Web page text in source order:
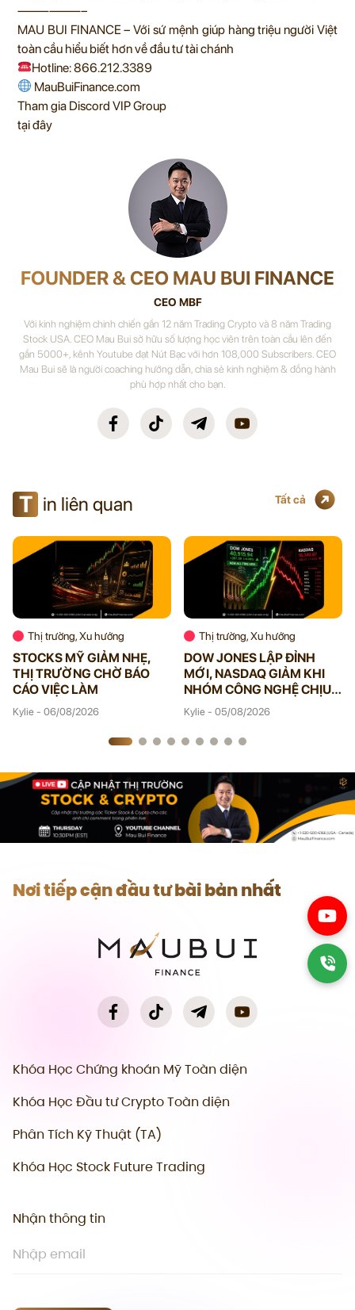
——————–
MAU BUI FINANCE – Với sứ mệnh giúp hàng triệu người Việt
toàn cầu hiểu biết hơn về đầu tư tài chánh
Hotline: 866.212.3389
MauBuiFinance.com
Tham gia Discord VIP Group
tại đây
FOUNDER & CEO MAU BUI FINANCE
CEO MBF
Với kinh nghiệm chinh chiến gần 12 năm Trading Crypto và 8 năm Trading
Stock USA. CEO Mau Bui sở hữu số lượng học viên trên toàn cầu lên đến
gần 5000+, kênh Youtube đạt Nút Bạc với hơn 108,000 Subscribers. CEO
Mau Bui sẽ là người coaching hướng dẫn, chia sẻ kinh nghiệm & đồng hành
phù hợp nhất cho bạn.
T in liên quan Tất cả
Thị trường, Xu hướng
STOCKS MỸ GIẢM NHẸ,
THỊ TRƯỜNG CHỜ BÁO
CÁO VIỆC LÀM
Kylie - 06/08/2026
Thị trường, Xu hướng
DOW JONES LẬP ĐỈNH
MỚI, NASDAQ GIẢM KHI
NHÓM CÔNG NGHỆ CHỊU
ÁP LỰC
Kylie - 05/08/2026
Nơi tiếp cận đầu tư bài bản nhất
Khóa Học Chứng khoán Mỹ Toàn diện
Khóa Học Đầu tư Crypto Toàn diện
Phân Tích Kỹ Thuật (TA)
Khóa Học Stock Future Trading
Nhận thông tin